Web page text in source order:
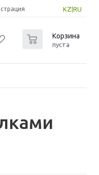
KZ RU
Корзина
пуста